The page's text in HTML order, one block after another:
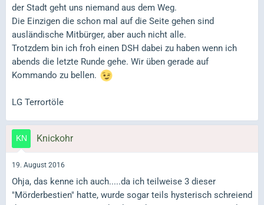
der Stadt geht uns niemand aus dem Weg.
Die Einzigen die schon mal auf die Seite gehen sind
ausländische Mitbürger, aber auch nicht alle.
Trotzdem bin ich froh einen DSH dabei zu haben wenn ich
abends die letzte Runde gehe. Wir üben gerade auf
Kommando zu bellen.
LG Terrortöle
Knickohr
19. August 2016
Ohja, das kenne ich auch.....da ich teilweise 3 dieser
"Mörderbestien" hatte, wurde sogar teils hysterisch schreiend